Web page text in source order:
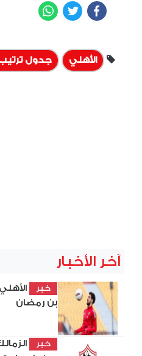
Facebook
Twitter
الأهلي جدول
آخر الأخبار
خبر
بن رمضان
خبر